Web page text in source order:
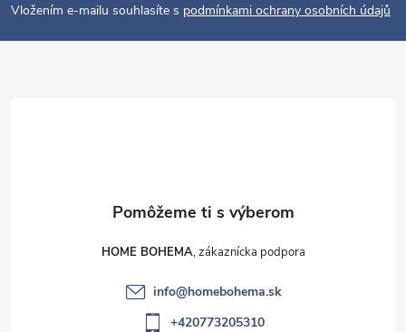
e
Vložením e-mailu souhlasíte s podmínkami ochrany osobních údajů
HOME BOHEMA
info@homebohema.sk
+420773205310